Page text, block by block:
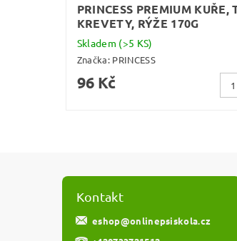
PRINCESS PREMIUM KUŘE,
KREVETY, RÝŽE 170G
Skladem (>5 KS)
Značka: PRINCESS
96 Kč
Kontakt
eshop@onlinepsiskola.cz